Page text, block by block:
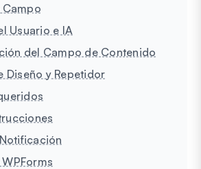
Campo
Usuario e IA
del Campo de Contenido
Diseño y Repetidor